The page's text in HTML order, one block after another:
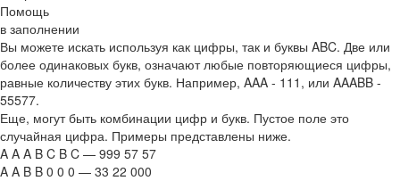
Помощь
в заполнении
Вы можете искать используя как цифры, так и буквы ABC. Две или
более одинаковых букв, означают любые повторяющиеся цифры,
равные количеству этих букв. Например, AAA - 111 , или AAABB -
55577.
Еще, могут быть комбинации цифр и букв. Пустое поле это
случайная цифра. Примеры представлены ниже.
A A A B C B C — 999 57 57
A A B B 0 0 0 — 33 22 000